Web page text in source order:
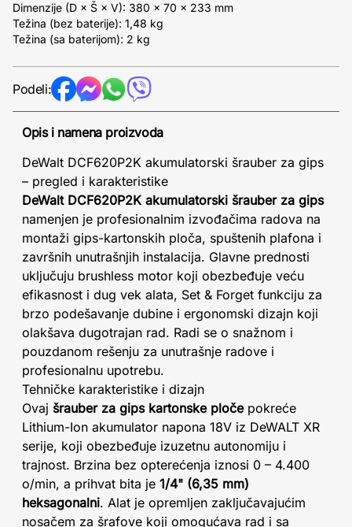
Dimenzije (D × Š × V): 380 × 70 × 233 mm
Težina (bez baterije): 1,48 kg
Težina (sa baterijom): 2 kg
Podeli:
Opis i namena proizvoda
DeWalt DCF620P2K akumulatorski šrauber za gips
– pregled i karakteristike
DeWalt DCF620P2K akumulatorski šrauber za gips
namenjen je profesionalnim izvođačima radova na
montaži gips-kartonskih ploča, spuštenih plafona i
završnih unutrašnjih instalacija. Glavne prednosti
uključuju brushless motor koji obezbeđuje veću
efikasnost i dug vek alata, Set & Forget funkciju za
brzo podešavanje dubine i ergonomski dizajn koji
olakšava dugotrajan rad. Radi se o snažnom i
pouzdanom rešenju za unutrašnje radove i
profesionalnu upotrebu.
Tehničke karakteristike i dizajn
Ovaj šrauber za gips kartonske pločepokreće
Lithium-Ion akumulator napona 18V iz DeWALT XR
serije, koji obezbeđuje izuzetnu autonomiju i
trajnost. Brzina bez opterećenja iznosi 0 – 4.400
o/min, a prihvat bita je 1/4" (6,35 mm)
heksagonalni. Alat je opremljen zaključavajućim
nosačem za šrafove koji omogućava rad i sa